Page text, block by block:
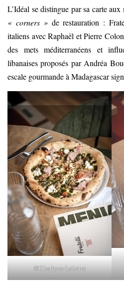
L’Idéal se distingue par sa carte
« corners » de restauration :
italiens avec Raphaël et Pierre
des mets méditerranéens et
libanaises proposés par Andréa
escale gourmande à Madagascar
©Charlyne Labarre